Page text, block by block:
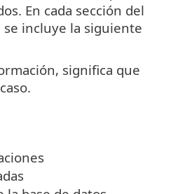
En cada sección del
incluye la siguiente
significa que